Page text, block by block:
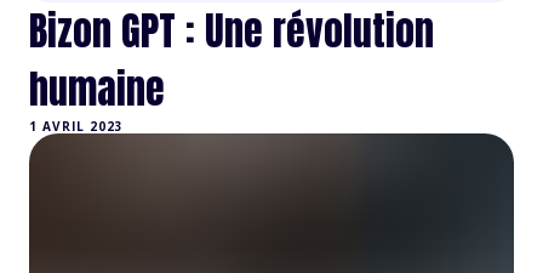
Bizon GPT : Une révolution
humaine
1 AVRIL 2023